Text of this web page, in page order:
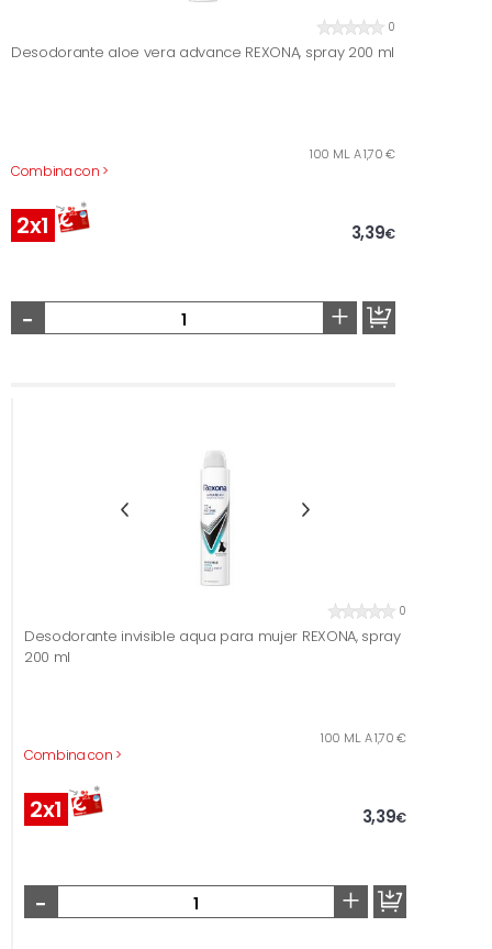
0
Desodorante aloe vera advance REXONA, spray 200 ml
Combina con >
100 ML. A 1,70 €
2x1 3,39€
- +
0
Desodorante invisible aqua para mujer REXONA, spray
200 ml
Combina con >
100 ML. A 1,70 €
2x1 3,39€
- +